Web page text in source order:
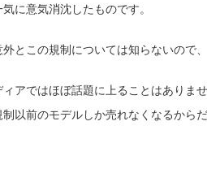
に意気消沈したものです。
とこの規制については知らないので
アではほぼ話題に上ることはありませ
以前のモデルしか売れなくなるからだ